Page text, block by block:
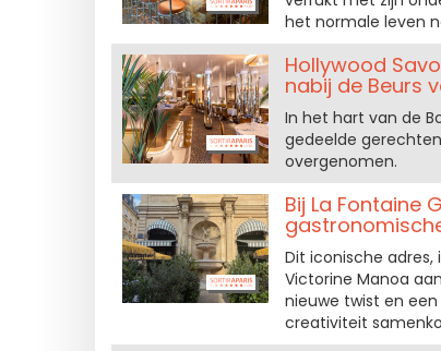
het normale leven
Hollywood
nabij de Beurs
In het hart van de
gedeelde
overgenomen.
Bij La Fontaine
Dit iconische
Victorine Manoa
nieuwe twist en
creativiteit